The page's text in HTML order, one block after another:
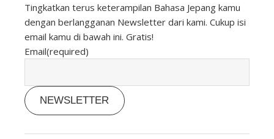
Tingkatkan terus keterampilan Bahasa Jepang kamu
dengan berlangganan Newsletter dari kami. Cukup isi
email kamu di bawah ini. Gratis!
Email(required)
NEWSLETTER